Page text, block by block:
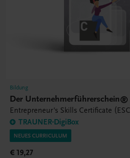
Bildung
Der
Entrepreneur's Skills Certificate
TRAUNER-DigiBox
NEUES CURRICULUM
€ 19,27